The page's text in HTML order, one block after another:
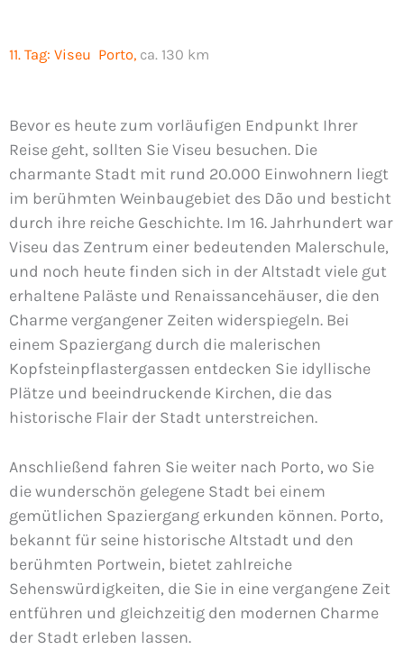
11. Tag: Viseu Porto, ca. 130 km
Bevor es heute zum vorläufigen Endpunkt Ihrer
Reise geht, sollten Sie Viseu besuchen. Die
charmante Stadt mit rund 20.000 Einwohnern liegt
im berühmten Weinbaugebiet des Dão und besticht
durch ihre reiche Geschichte. Im 16. Jahrhundert war
Viseu das Zentrum einer bedeutenden Malerschule,
und noch heute finden sich in der Altstadt viele gut
erhaltene Paläste und Renaissancehäuser, die den
Charme vergangener Zeiten widerspiegeln. Bei
einem Spaziergang durch die malerischen
Kopfsteinpflastergassen entdecken Sie idyllische
Plätze und beeindruckende Kirchen, die das
historische Flair der Stadt unterstreichen.
Anschließend fahren Sie weiter nach Porto, wo Sie
die wunderschön gelegene Stadt bei einem
gemütlichen Spaziergang erkunden können. Porto,
bekannt für seine historische Altstadt und den
berühmten Portwein, bietet zahlreiche
Sehenswürdigkeiten, die Sie in eine vergangene Zeit
entführen und gleichzeitig den modernen Charme
der Stadt erleben lassen.